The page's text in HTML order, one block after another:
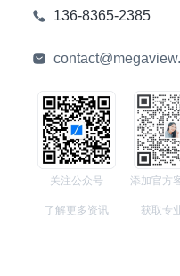
136-8365-2385
关注公众号
了解更多资讯
添加官方
获取专